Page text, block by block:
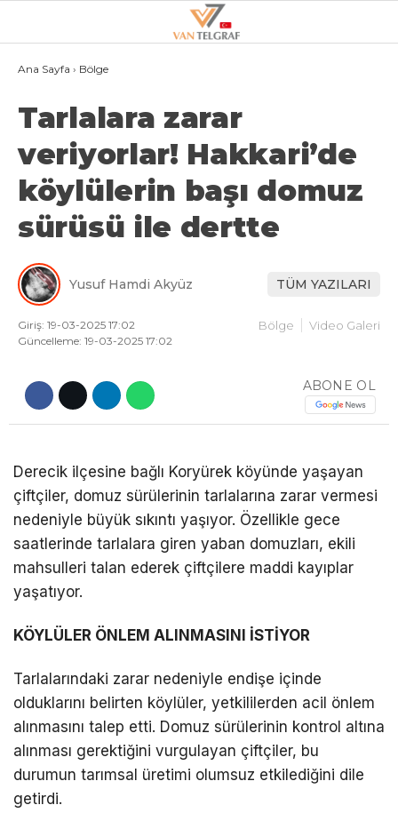
WhatsApp İhbar
Hattı
Instagram
Youtube
28.4°
GALERİ VİDEO
VAN
BÖLGE
3.SAYFA
SPOR
EKONOMI
POLITIKA
EĞITIM
DIĞER
Ana Sayfa › Bölge
Tarlalara zarar
veriyorlar! Hakkari’de
köylülerin başı domuz
sürüsü ile dertte
Yusuf Hamdi Akyüz TÜM YAZILARI
Giriş: 19-03-2025 17:02
Güncelleme: 19-03-2025 17:02
Bölge Video Galeri
ABONE OL
Derecik ilçesine bağlı Koryürek köyünde yaşayan
çiftçiler, domuz sürülerinin tarlalarına zarar vermesi
nedeniyle büyük sıkıntı yaşıyor. Özellikle gece
saatlerinde tarlalara giren yaban domuzları, ekili
mahsulleri talan ederek çiftçilere maddi kayıplar
yaşatıyor.
KÖYLÜLER ÖNLEM ALINMASINI İSTİYOR
Tarlalarındaki zarar nedeniyle endişe içinde
olduklarını belirten köylüler, yetkililerden acil önlem
alınmasını talep etti. Domuz sürülerinin kontrol altına
alınması gerektiğini vurgulayan çiftçiler, bu
durumun tarımsal üretimi olumsuz etkilediğini dile
getirdi.